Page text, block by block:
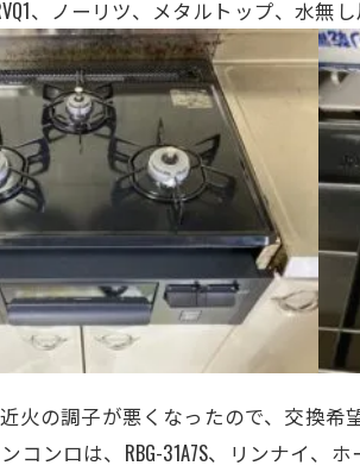
、ノーリツ、 メタルトップ、水無し
火の調子が悪くなったので、交換希
コンロは、RBG-31A7S、リンナイ、